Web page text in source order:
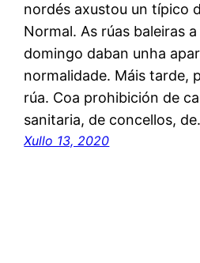
nordés axustou un típico
Normal. As rúas baleiras
domingo daban unha
normalidade. Máis tarde,
rúa. Coa prohibición de
sanitaria, de concellos,
Xullo 13, 2020